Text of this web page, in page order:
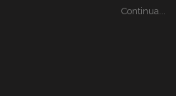
Continua...